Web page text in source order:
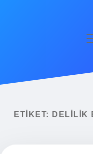
Yasal Uyarı
ETIKET: DELILIK